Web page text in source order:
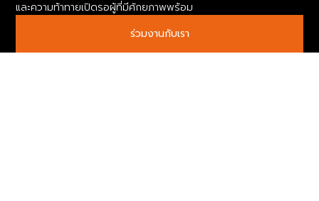
และความท้าทายเปิดรอผู้ที่มีศักยภาพพร้อม
ร่วมงานกับเรา